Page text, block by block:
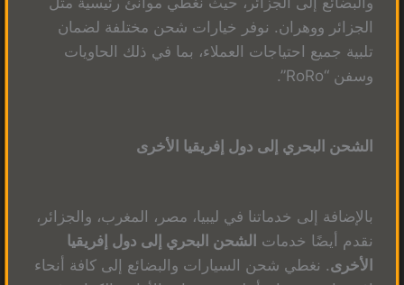
الجزائر ووهران. نوفر خيارات شحن مختلفة لضمان
تلبية جميع احتياجات العملاء، بما في ذلك الحاويات
وسفن “RoRo”.
الشحن البحري إلى دول إفريقيا الأخرى
بالإضافة إلى خدماتنا في ليبيا، مصر، المغرب، والجزائر،
نقدم أيضًا خدمات الشحن البحري إلى دول إفريقيا
الأخرى. نغطي شحن السيارات والبضائع إلى كافة أنحاء